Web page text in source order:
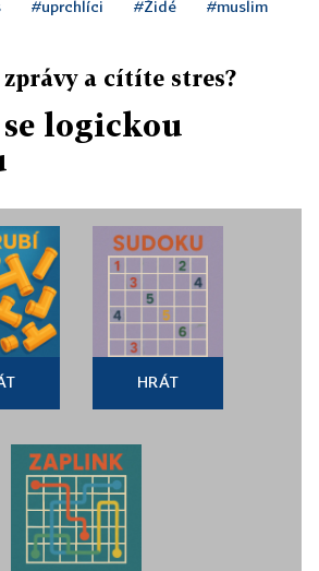
#uprchlíci #Židé #muslim
a cítíte stres?
logickou
HRÁT